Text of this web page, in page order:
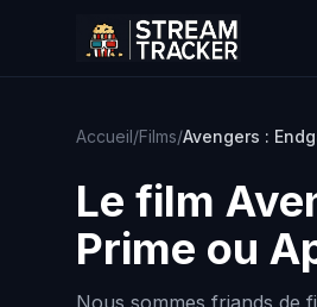
Accueil/Films/Avengers :
Le film
Prime ou
Nous sommes friands de